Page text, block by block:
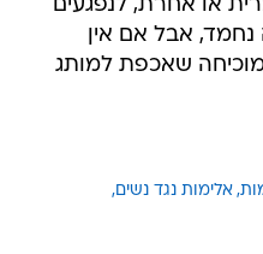
או אחרת, לנפגעים
נחמד, אבל אם אין
שאכפת למותג
אלימות נגד נשים